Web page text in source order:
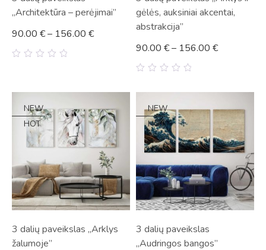
„Architektūra – perėjimai”
5
90.00 €– 156.00 €
gėlės, auksiniai akcentai,
abstrakcija”
90.00 €– 156.00 €
NEW
HOT
3 dalių paveikslas „Arklys
žalumoje”
NEW
HOT
3 dalių paveikslas
„Audringos bangos”